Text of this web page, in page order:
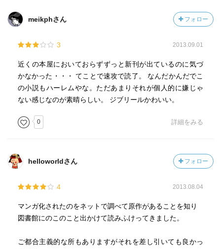
meikphさん フォロー
3 2013.09.01
近くの本屋においておらずずっと新刊が出ているのに気づ
かなかった・・・ てことで速攻で読了。 なんだかんだでこ
の小説もハーレムやな。ただあまりそれが個人的に嫌じゃ
ない感じなのが素晴らしい。 ジブリールかわいい。
0 詳細をみる
helloworldさん フォロー
4 2013.08.04
マンガ化されたのをネットで調べて原作があることを知り
図書館にのこのこと出かけて読みふけってきました。
ご都合主義的な所もありますがそれを差し引いても良かっ